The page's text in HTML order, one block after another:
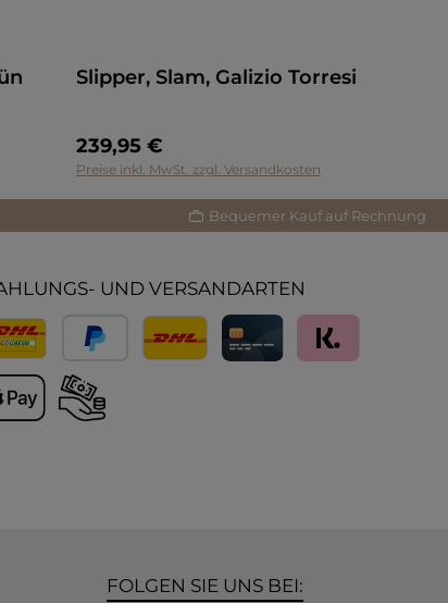
Slipper, Slam, Galizio Torresi
239,95 €
Preise inkl. MwSt. zzgl. Versandkosten
Bequemer Kauf auf Rechnung
UND VERSANDARTEN
PayPal
FOLGEN SIE UNS BEI: